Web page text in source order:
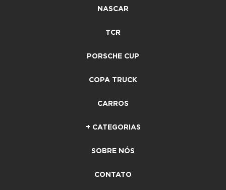
NASCAR
TCR
PORSCHE CUP
COPA TRUCK
CARROS
+ CATEGORIAS
SOBRE NÓS
CONTATO